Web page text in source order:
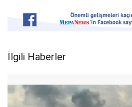
İlgili Haberler